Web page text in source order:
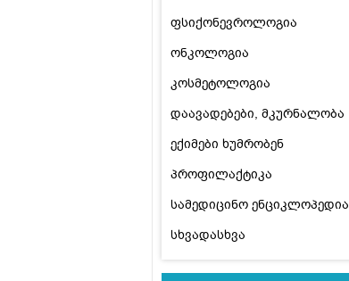
ფსიქონევროლოგია
ონკოლოგია
კოსმეტოლოგია
დაავადებები, მკურნალობა
ექიმები ხუმრობენ
პროფილაქტიკა
სამედიცინო ენციკლოპედია
სხვადასხვა